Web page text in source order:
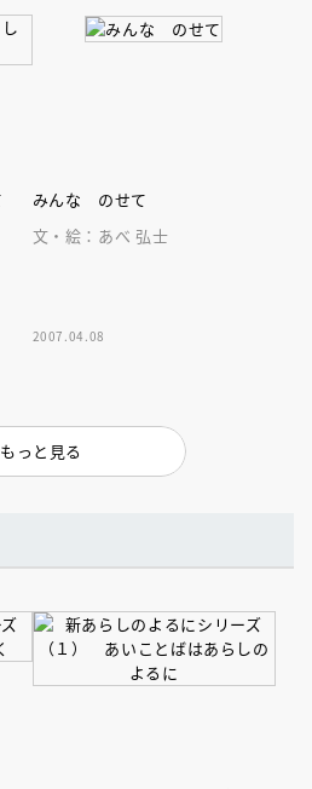
みんな のせて
文・絵：あべ 弘士
2007.04.08
もっと見る